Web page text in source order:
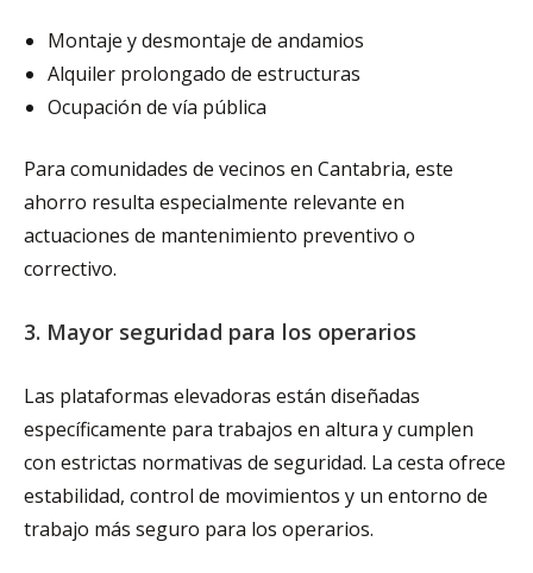
Montaje y desmontaje de andamios
Alquiler prolongado de estructuras
Ocupación de vía pública
Para comunidades de vecinos en Cantabria, este
ahorro resulta especialmente relevante en
actuaciones de mantenimiento preventivo o
correctivo.
3. Mayor seguridad para los operarios
Las plataformas elevadoras están diseñadas
específicamente para trabajos en altura y cumplen
con estrictas normativas de seguridad. La cesta ofrece
estabilidad, control de movimientos y un entorno de
trabajo más seguro para los operarios.